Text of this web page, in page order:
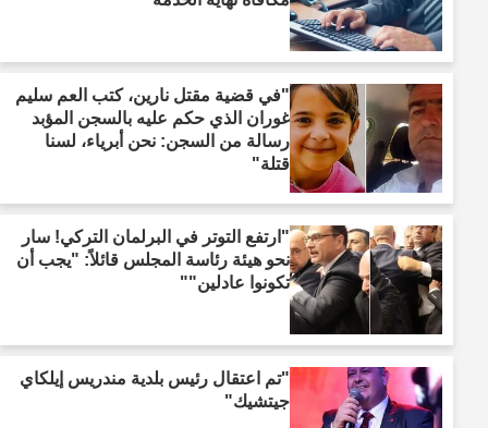
"في قضية مقتل نارين، كتب العم سليم
غوران الذي حكم عليه بالسجن المؤبد
رسالة من السجن: نحن أبرياء، لسنا
قتلة"
"ارتفع التوتر في البرلمان التركي! سار
نحو هيئة رئاسة المجلس قائلاً: "يجب أن
تكونوا عادلين""
"تم اعتقال رئيس بلدية مندريس إيلكاي
جيتشيك"